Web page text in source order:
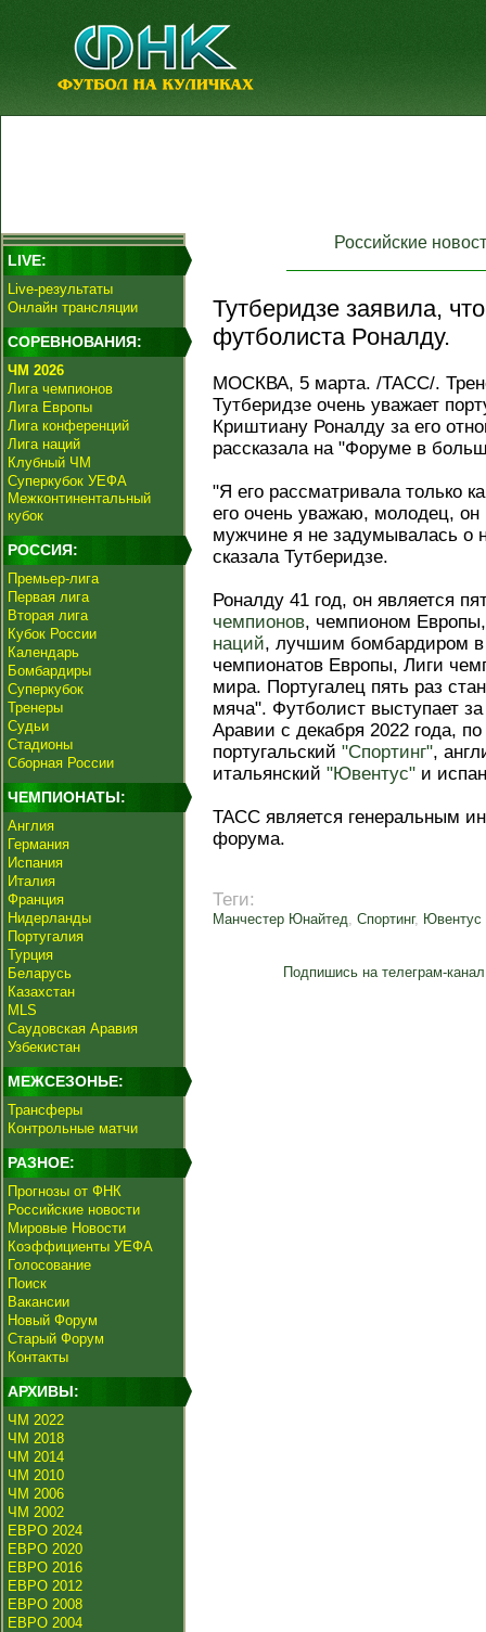
LIVE:
Live-результаты
Онлайн трансляции
СОРЕВНОВАНИЯ:
ЧМ 2026
Лига чемпионов
Лига Европы
Лига конференций
Лига наций
Клубный ЧМ
Суперкубок УЕФА
Межконтинентальный
кубок
РОССИЯ:
Премьер-лига
Первая лига
Вторая лига
Кубок России
Календарь
Бомбардиры
Суперкубок
Тренеры
Судьи
Стадионы
Сборная России
ЧЕМПИОНАТЫ:
Англия
Германия
Испания
Италия
Франция
Нидерланды
Португалия
Турция
Беларусь
Казахстан
MLS
Саудовская Аравия
Узбекистан
МЕЖСЕЗОНЬЕ:
Трансферы
Контрольные матчи
РАЗНОЕ:
Прогнозы от ФНК
Российские новости
Мировые Новости
Коэффициенты УЕФА
Голосование
Поиск
Вакансии
Новый Форум
Старый Форум
Контакты
АРХИВЫ:
ЧМ 2022
ЧМ 2018
ЧМ 2014
ЧМ 2010
ЧМ 2006
ЧМ 2002
ЕВРО 2024
ЕВРО 2020
ЕВРО 2016
ЕВРО 2012
ЕВРО 2008
ЕВРО 2004
Российские
Тутберидзе заявила,
футболиста Роналду.
МОСКВА, 5 марта. /ТАСС/.
Тутберидзе очень уважает
Криштиану Роналду за его
рассказала на "Форуме в
"Я его рассматривала только
его очень уважаю, молодец, он
мужчине я не задумывалась о
сказала Тутберидзе.
Роналду 41 год, он является
чемпионов, чемпионом
наций, лучшим бомбардиром в
чемпионатов Европы, Лиги
мира. Португалец пять раз
мяча". Футболист выступает
Аравии с декабря 2022 года,
португальский "Спортинг",
итальянский "Ювентус" и
ТАСС является генеральным
форума.
Теги:
Манчестер Юнайтед, Спортинг, Ювентус
Подпишись на телеграм-